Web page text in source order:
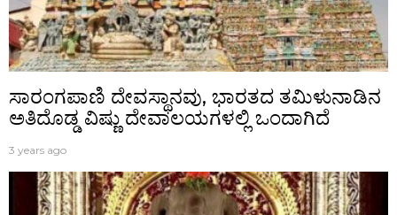
ಸಾರಂಗಪಾಣಿ ದೇವಸ್ಥಾನವು, ಭಾರತದ ತಮಿಳುನಾಡಿನ
ಅತಿದೊಡ್ಡ ವಿಷ್ಣು ದೇವಾಲಯಗಳಲ್ಲಿ ಒಂದಾಗಿದೆ
3 years ago